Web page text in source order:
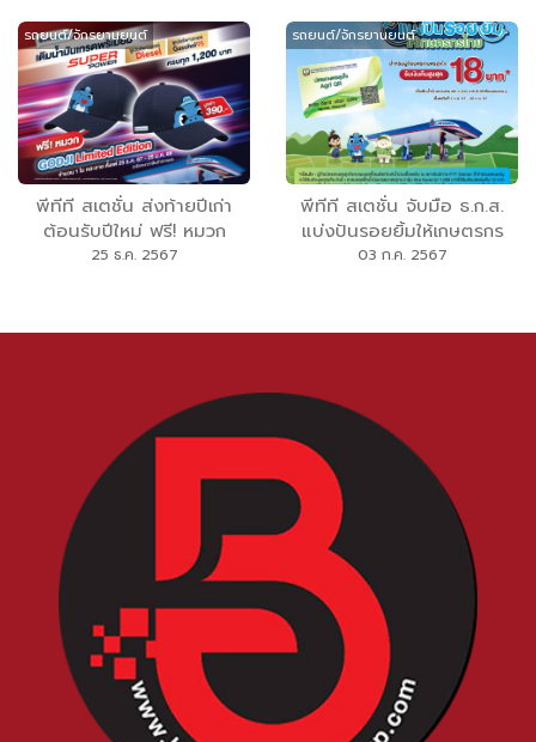
ท้ายปี รวมมูลค่ากว่า 4.4 ล้าน
บาท
Network มาตรฐานใหม่ของ
ไทย
รถยนต์/จักรยานยนต์
พีทีที สเตชั่น ส่งท้ายปีเก่า
ต้อนรับปีใหม่ ฟรี! หมวก
GODJI Limited Edition เมื่อ
บาท
25 ธ.ค. 2567
รถยนต์/จักรยานยนต์
พีทีที สเตชั่น จับมือ ธ.ก.ส.
แบ่งปันรอยยิ้มให้เกษตรกร
ไทย มอบสิทธิพิเศษแก่ ผู้ถือ
สูงสุด 18 บาท
03 ก.ค. 2567